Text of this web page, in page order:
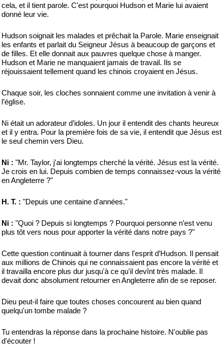
cela, et il tient parole. C'est pourquoi Hudson et Marie lui avaient
donné leur vie.
Hudson soignait les malades et prêchait la Parole. Marie enseignait
les enfants et parlait du Seigneur Jésus à beaucoup de garçons et
de filles. Et elle donnait aux pauvres quelque chose à manger.
Hudson et Marie ne manquaient jamais de travail. Ils se
réjouissaient tellement quand les chinois croyaient en Jésus.
Chaque soir, les cloches sonnaient comme une invitation à venir à
l’église.
Ni était un adorateur d’idoles. Un jour il entendit des chants heureux
et il y entra. Pour la première fois de sa vie, il entendit que Jésus est
le seul chemin vers Dieu.
Ni : "Mr. Taylor, j'ai longtemps cherché la vérité. Jésus est la vérité.
Je crois en lui. Depuis combien de temps connaissez-vous la vérité
en Angleterre ?"
H. T. : "Depuis une centaine d'années."
Ni : "Quoi ? Depuis si longtemps ? Pourquoi personne n’est venu
plus tôt vers nous pour apporter la vérité dans notre pays ?"
Cette question continuait à tourner dans l'esprit d’Hudson. Il pensait
aux millions de Chinois qui ne connaissaient pas encore la vérité et
il travailla encore plus dur jusqu'à ce qu'il devînt très malade. Il
devait donc absolument retourner en Angleterre afin de se reposer.
Dieu peut-il faire que toutes choses concourent au bien quand
quelqu'un tombe malade ?
Tu entendras la réponse dans la prochaine histoire. N'oublie pas
d'écouter !